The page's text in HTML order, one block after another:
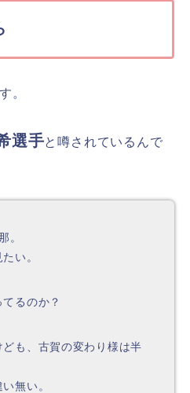
。
選手と噂されているんで
。
い。
るのか？
も、古賀の変わり様は半
無い。